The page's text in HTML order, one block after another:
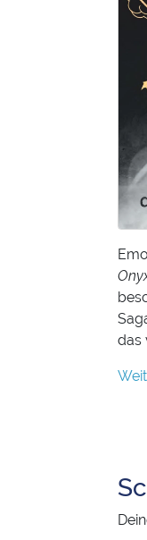
das